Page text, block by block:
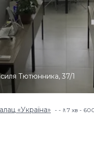
Тютюнника, 37/1
«Україна» -🚶7 хв -